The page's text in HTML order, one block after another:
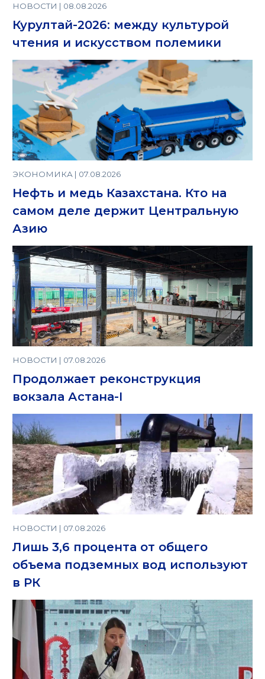
НОВОСТИ | 08.08.2026
Курултай-2026: между культурой
чтения и искусством полемики
ЭКОНОМИКА | 07.08.2026
Нефть и медь Казахстана. Кто на
самом деле держит Центральную
Азию
НОВОСТИ | 07.08.2026
Продолжает реконструкция
вокзала Астана-I
НОВОСТИ | 07.08.2026
Лишь 3,6 процента от общего
объема подземных вод используют
в РК